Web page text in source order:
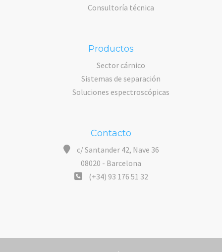
Consultoría técnica
Productos
Sector cárnico
Sistemas de separación
Soluciones espectroscópicas
Contacto
c/ Santander 42, Nave 36
08020 - Barcelona
(+34) 93 176 51 32